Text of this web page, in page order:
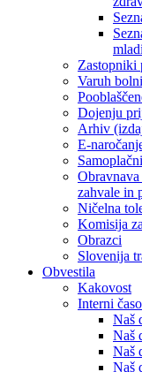
Zastopniki
Varuh
Dojenju
Arhiv
E-
zahvale in
Ničelna
Komisija
Obrazci
Slovenija
Obvestila
Kakovost
Interni
Naš
Naš
Naš
Naš